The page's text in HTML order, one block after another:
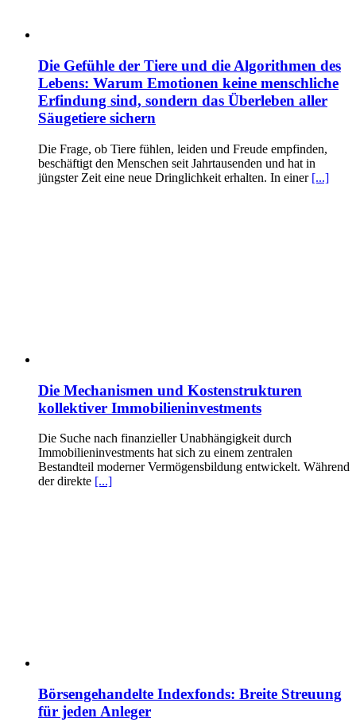
Die Gefühle der Tiere und die Algorithmen des
Lebens: Warum Emotionen keine menschliche
Erfindung sind, sondern das Überleben aller
Säugetiere sichern
Die Frage, ob Tiere fühlen, leiden und Freude empfinden,
beschäftigt den Menschen seit Jahrtausenden und hat in
jüngster Zeit eine neue Dringlichkeit erhalten. In einer [...]
Die Mechanismen und Kostenstrukturen
kollektiver Immobilieninvestments
Die Suche nach finanzieller Unabhängigkeit durch
Immobilieninvestments hat sich zu einem zentralen
Bestandteil moderner Vermögensbildung entwickelt. Während
der direkte [...]
Börsengehandelte Indexfonds: Breite Streuung
für jeden Anleger